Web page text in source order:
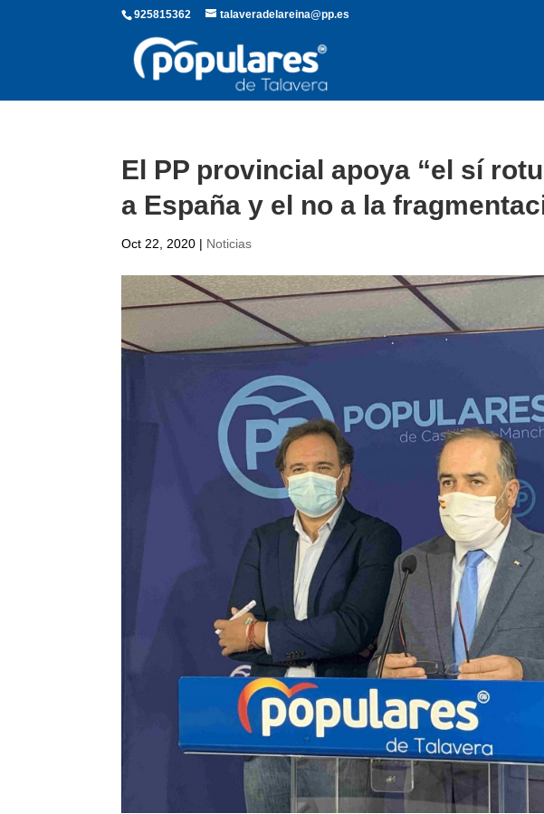
925815362 talaveradelareina@pp.es
El PP provincial apoya “el sí
a España y el no a la
Oct 22, 2020 | Noticias